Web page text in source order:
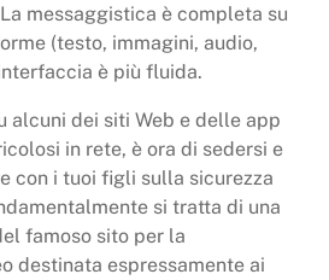
messaggistica è completa su
(testo, immagini, audio,
è più fluida.
alcuni dei siti Web e delle app
in rete, è ora di sedersi e
con i tuoi figli sulla sicurezza
si tratta di una
famoso sito per la
destinata espressamente ai